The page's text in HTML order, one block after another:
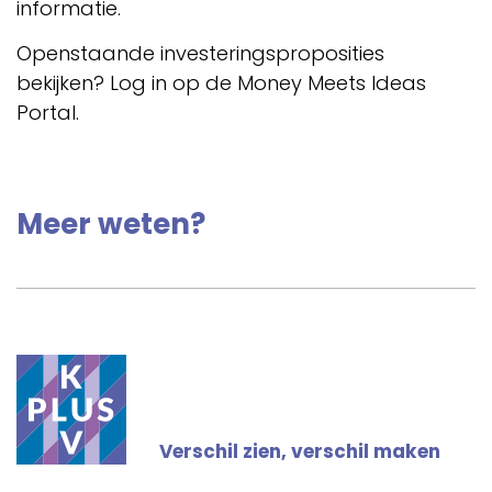
informatie.
Openstaande investeringsproposities
bekijken? Log in op de Money Meets Ideas
Portal.
Meer weten?
Verschil zien, verschil maken